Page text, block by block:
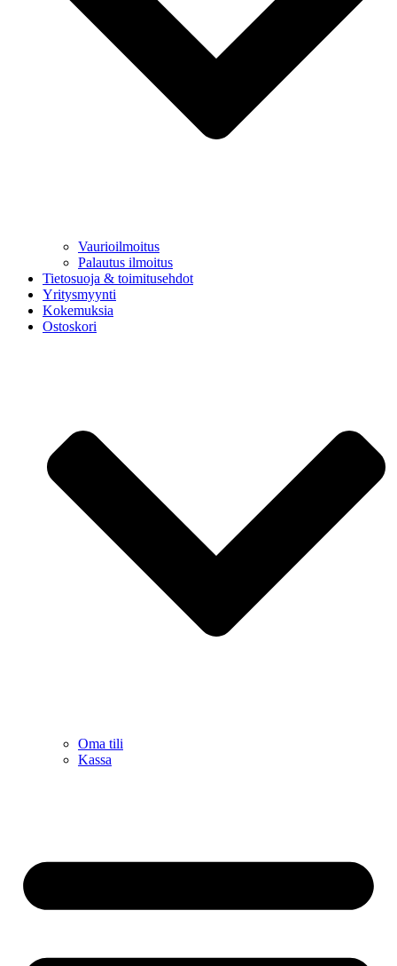
Vaurioilmoitus
Palautus ilmoitus
Tietosuoja & toimitusehdot
Yritysmyynti
Kokemuksia
Ostoskori
Oma tili
Kassa